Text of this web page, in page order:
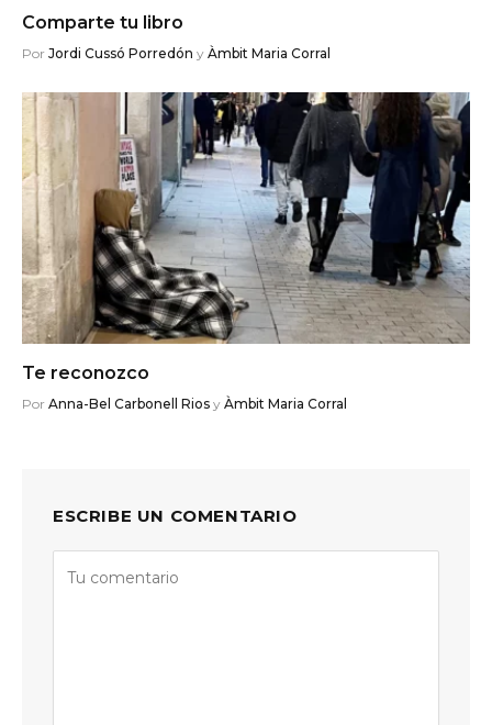
Comparte tu libro
Por Jordi Cussó Porredón y Àmbit Maria Corral
Te reconozco
Por Anna-Bel Carbonell Rios y Àmbit Maria Corral
ESCRIBE UN COMENTARIO